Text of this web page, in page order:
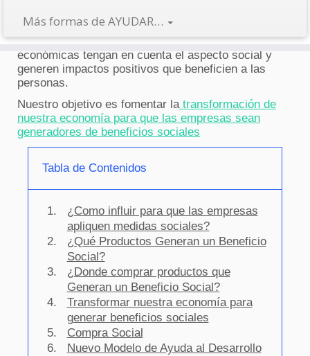
Más formas de AYUDAR…
Podemos aprovechar esta red económica e influir en
las empresas para que en sus actividades
económicas tengan en cuenta el aspecto social y
generen impactos positivos que beneficien a las
personas.
Nuestro objetivo es fomentar latransformación de
nuestra economía para que las empresas sean
generadores de beneficios sociales
Tabla de Contenidos
¿Como influir para que las empresas
apliquen medidas sociales?
¿Qué Productos Generan un Beneficio
Social?
¿Donde comprar productos que
Generan un Beneficio Social?
Transformar nuestra economía para
generar beneficios sociales
Compra Social
Nuevo Modelo de Ayuda al Desarrollo